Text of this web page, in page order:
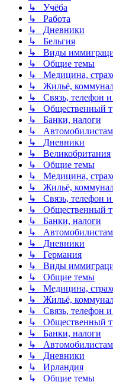
↳ Учёба
↳ Работа
↳ Дневники
↳ Бельгия
↳ Виды
↳ Общие темы
↳ Медицина,
↳ Жильё,
↳ Связь, телефон и
↳ Общественный
↳ Банки, налоги
↳ Автомобилистам
↳ Дневники
↳ Великобритания
↳ Общие темы
↳ Медицина,
↳ Жильё,
↳ Связь, телефон и
↳ Общественный
↳ Банки, налоги
↳ Автомобилистам
↳ Дневники
↳ Германия
↳ Виды
↳ Общие темы
↳ Медицина,
↳ Жильё,
↳ Связь, телефон и
↳ Общественный
↳ Банки, налоги
↳ Автомобилистам
↳ Дневники
↳ Ирландия
↳ Общие темы